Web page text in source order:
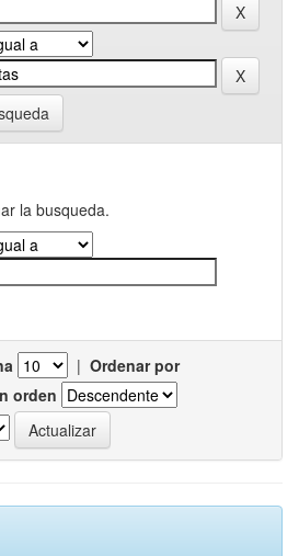
la busqueda.
| Ordenar por
orden